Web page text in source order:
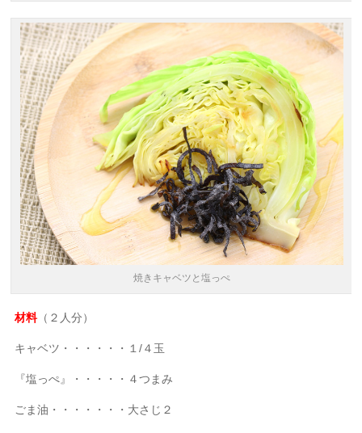
焼きキャベツと塩っぺ
材料（２人分）
キャベツ・・・・・・１/４玉
『塩っぺ』・・・・・４つまみ
ごま油・・・・・・・大さじ２